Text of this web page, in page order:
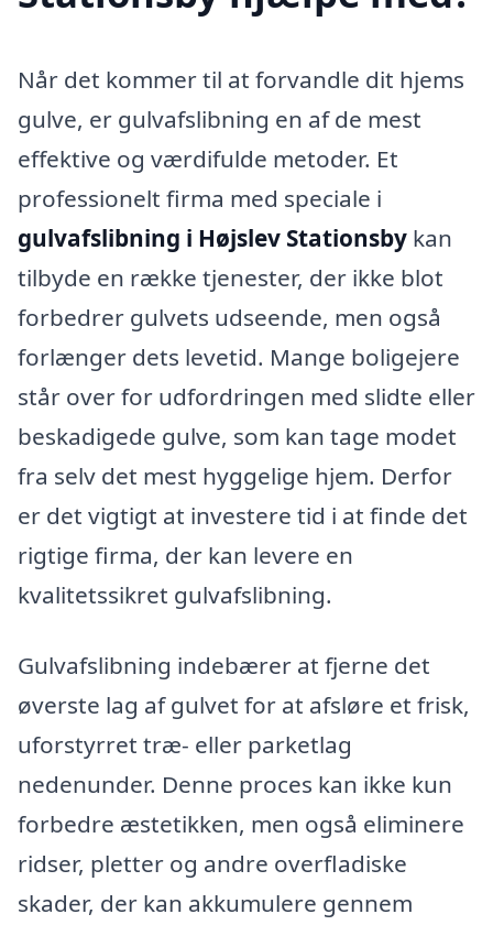
Når det kommer til at forvandle dit hjems
gulve, er gulvafslibning en af de mest
effektive og værdifulde metoder. Et
professionelt firma med speciale i
gulvafslibning i Højslev Stationsby kan
tilbyde en række tjenester, der ikke blot
forbedrer gulvets udseende, men også
forlænger dets levetid. Mange boligejere
står over for udfordringen med slidte eller
beskadigede gulve, som kan tage modet
fra selv det mest hyggelige hjem. Derfor
er det vigtigt at investere tid i at finde det
rigtige firma, der kan levere en
kvalitetssikret gulvafslibning.
Gulvafslibning indebærer at fjerne det
øverste lag af gulvet for at afsløre et frisk,
uforstyrret træ- eller parketlag
nedenunder. Denne proces kan ikke kun
forbedre æstetikken, men også eliminere
ridser, pletter og andre overfladiske
skader, der kan akkumulere gennem